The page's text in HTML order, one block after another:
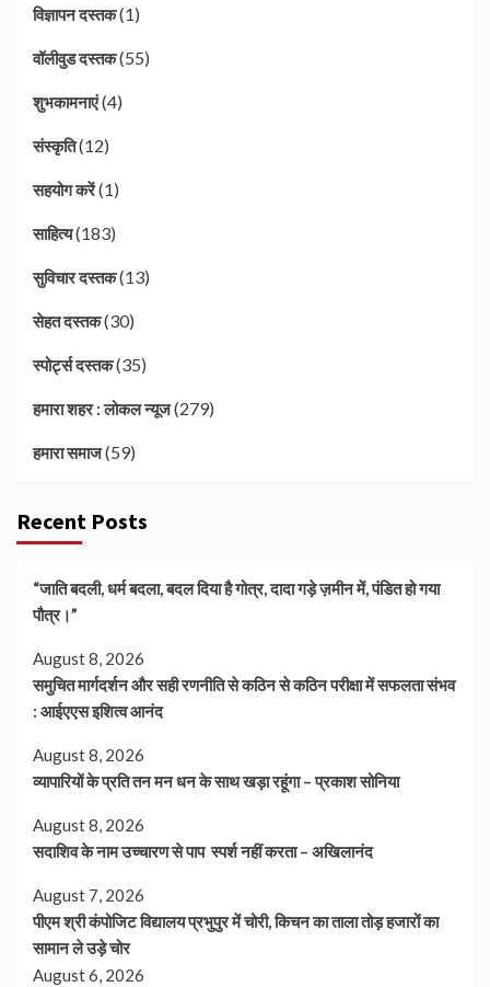
विज्ञापन दस्तक(1)
वॉलीवुड दस्तक(55)
शुभकामनाएं(4)
संस्कृति(12)
सहयोग करें(1)
साहित्य(183)
सुविचार दस्तक(13)
सेहत दस्तक(30)
स्पोर्ट्स दस्तक(35)
हमारा शहर : लोकल न्यूज(279)
हमारा समाज(59)
Recent Posts
“जाति बदली, धर्म बदला, बदल दिया है गोत्र, दादा गड़े ज़मीन में, पंडित हो गया
पौत्र।”
August 8, 2026
समुचित मार्गदर्शन और सही रणनीति से कठिन से कठिन परीक्षा में सफलता संभव
: आईएएस इशित्व आनंद
August 8, 2026
व्यापारियों के प्रति तन मन धन के साथ खड़ा रहूंगा – प्रकाश सोनिया
August 8, 2026
सदाशिव के नाम उच्चारण से पाप स्पर्श नहीं करता – अखिलानंद
August 7, 2026
पीएम श्री कंपोजिट विद्यालय प्रभुपुर में चोरी, किचन का ताला तोड़ हजारों का
सामान ले उड़े चोर
August 6, 2026